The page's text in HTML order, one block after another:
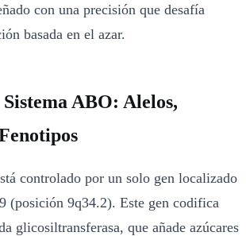
con una precisión que desafía
basada en el azar.
ABO: Alelos,
controlado por un solo gen localizado
(posición 9q34.2). Este gen codifica
glicosiltransferasa, que añade azúcares